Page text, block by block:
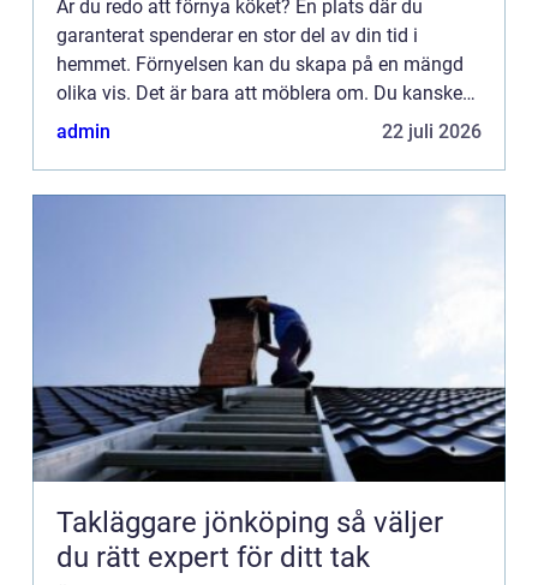
Är du redo att förnya köket? En plats där du
garanterat spenderar en stor del av din tid i
hemmet. Förnyelsen kan du skapa på en mängd
olika vis. Det är bara att möblera om. Du kanske
även välje...
admin 22 juli 2026
Takläggare jönköping så väljer
du rätt expert för ditt tak